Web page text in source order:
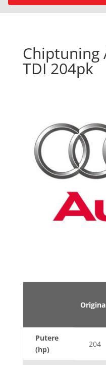
Chiptuning
TDI 204pk
Putere
(hp)
204